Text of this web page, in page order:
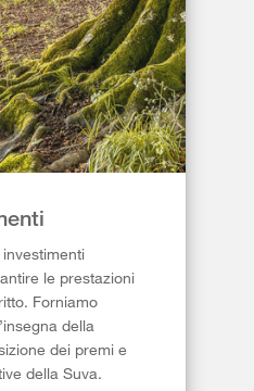
le prestazioni
Forniamo
della
dei premi e
della Suva.